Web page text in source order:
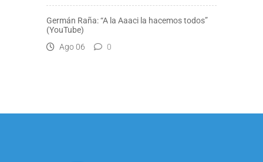
Germán Raña: “A la Aaaci la hacemos todos”
(YouTube)
Ago 06
0